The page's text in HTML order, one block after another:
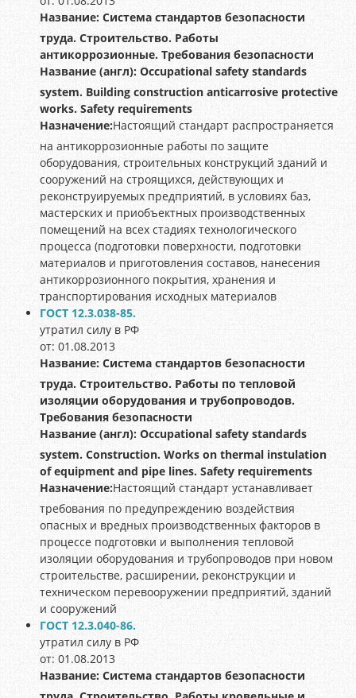
Название: Система стандартов безопасности
труда. Строительство. Работы
антикоррозионные. Требования безопасности
Название (англ): Occupational safety standards
system. Building construction anticarrosive protective
works. Safety requirements
Назначение:Настоящий стандарт распространяется
на антикоррозионные работы по защите
оборудования, строительных конструкций зданий и
сооружений на строящихся, действующих и
реконструируемых предприятий, в условиях баз,
мастерских и приобъектных производственных
помещений на всех стадиях технологического
процесса (подготовки поверхности, подготовки
материалов и приготовления составов, нанесения
антикоррозионного покрытия, хранения и
транспортирования исходных материалов
ГОСТ 12.3.038-85.
утратил силу в РФ
от: 01.08.2013
Название: Система стандартов безопасности
труда. Строительство. Работы по тепловой
изоляции оборудования и трубопроводов.
Требования безопасности
Название (англ): Occupational safety standards
system. Construction. Works on thermal instulation
of equipment and pipe lines. Safety requirements
Назначение:Настоящий стандарт устанавливает
требования по предупреждению воздействия
опасных и вредных производственных факторов в
процессе подготовки и выполнения тепловой
изоляции оборудования и трубопроводов при новом
строительстве, расширении, реконструкции и
техническом перевооружении предприятий, зданий
и сооружений
ГОСТ 12.3.040-86.
утратил силу в РФ
от: 01.08.2013
Название: Система стандартов безопасности